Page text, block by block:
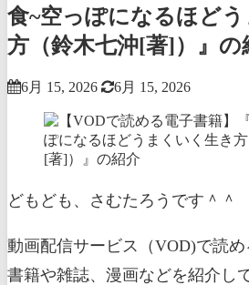
食~空っぽになるほど
方（鈴木七沖[著]）』の
6月 15, 2026 6月 15, 2026
どもども、さむたろうです＾＾
動画配信サービス（VOD)で読
書籍や雑誌、漫画などを紹介し